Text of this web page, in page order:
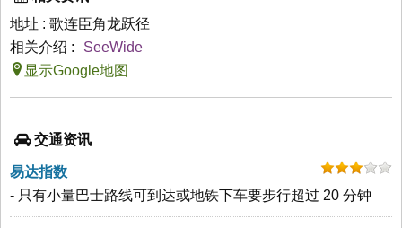
地址 : 歌连臣角龙跃径
相关介绍 :
SeeWide
显示Google地图
交通资讯
易达指数
- 只有小量巴士路线可到达或地铁下车要步行超过 20 分钟